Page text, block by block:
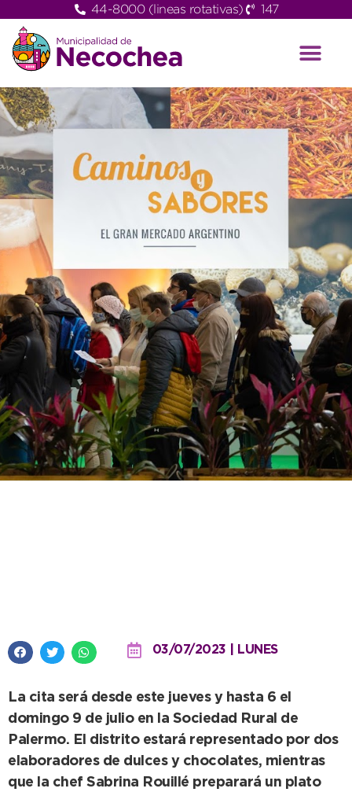
44-8000 (lineas rotativas) 147
03/07/2023 | LUNES
La cita será desde este jueves y hasta 6 el
domingo 9 de julio en la Sociedad Rural de
Palermo. El distrito estará representado por dos
elaboradores de dulces y chocolates, mientras
que la chef Sabrina Rouillé preparará un plato